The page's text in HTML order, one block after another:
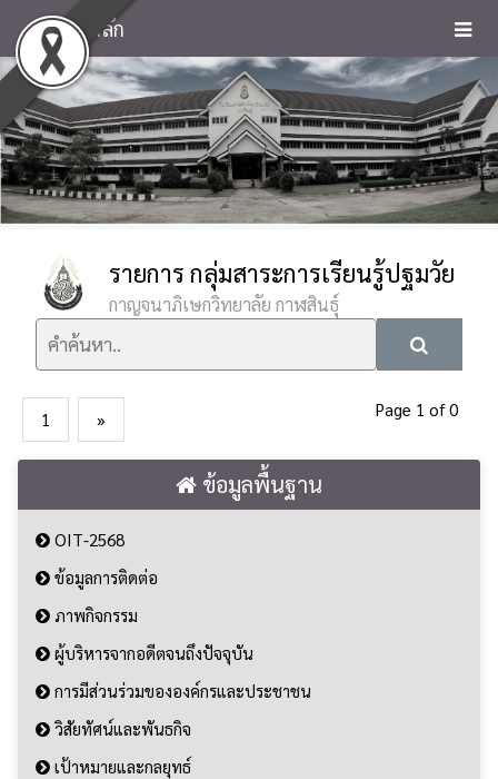
หน้าหลัก
รายการ กลุ่มสาระการเรียนรู้ปฐมวัย
กาญจนาภิเษกวิทยาลัย กาฬสินธุ์
1 » Page 1 of 0
ข้อมูลพื้นฐาน
OIT-2568
ข้อมูลการติดต่อ
ภาพกิจกรรม
ผู้บริหารจากอดีตจนถึงปัจจุบัน
การมีส่วนร่วมขององค์กรและประชาชน
วิสัยทัศน์และพันธกิจ
เป้าหมายและกลยุทธ์